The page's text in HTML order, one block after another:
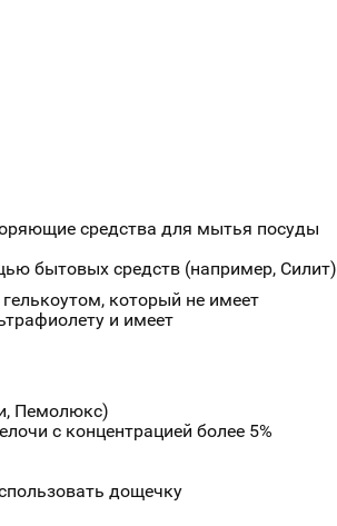
средства для мытья посуды
бытовых средств (например, Силит)
который не имеет
и имеет
Пемолюкс)
с концентрацией более 5%
дощечку